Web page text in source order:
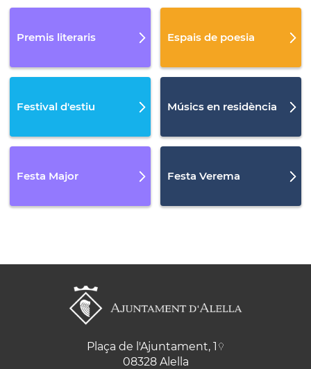
Premis literaris Espais de poesia
Festival d'estiu Músics en residència
Festa Major Festa Verema
Plaça de l'Ajuntament, 1
08328 Alella